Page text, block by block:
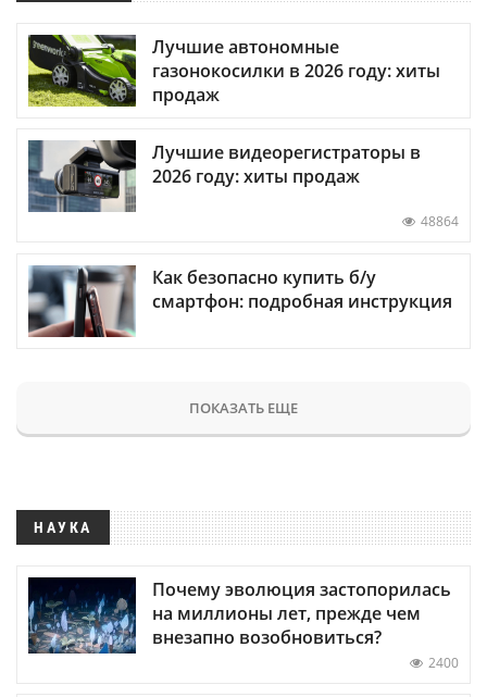
Лучшие автономные
газонокосилки в 2026 году: хиты
продаж
Лучшие видеорегистраторы в
2026 году: хиты продаж
48864
Как безопасно купить б/у
смартфон: подробная инструкция
ПОКАЗАТЬ ЕЩЕ
НАУКА
Почему эволюция застопорилась
на миллионы лет, прежде чем
внезапно возобновиться?
2400